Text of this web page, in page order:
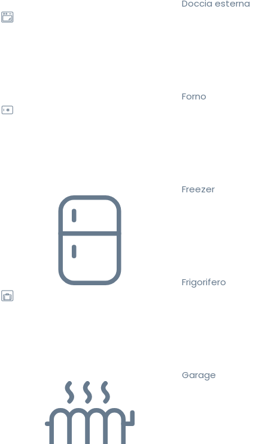
Doccia esterna
Forno
Freezer
Frigorifero
Garage